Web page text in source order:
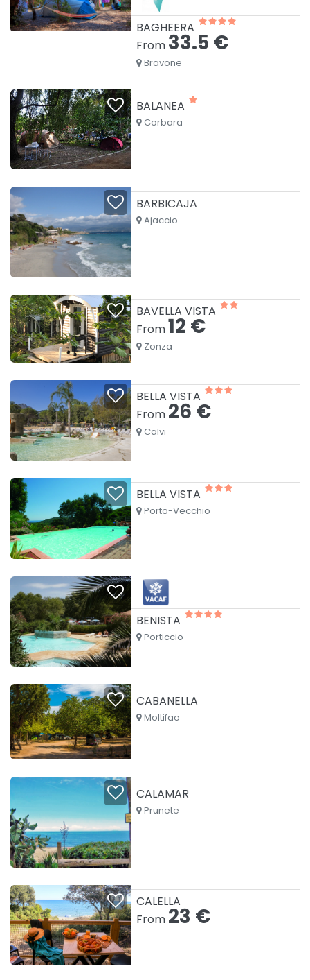
BAGHEERA
From 33.5 €
Bravone
BALANEA
Corbara
BARBICAJA
Ajaccio
BAVELLA VISTA
From12 €
Zonza
BELLA VISTA
From 26 €
Calvi
BELLA VISTA
Porto-Vecchio
BENISTA
Porticcio
CABANELLA
Moltifao
CALAMAR
Prunete
CALELLA
From 23 €